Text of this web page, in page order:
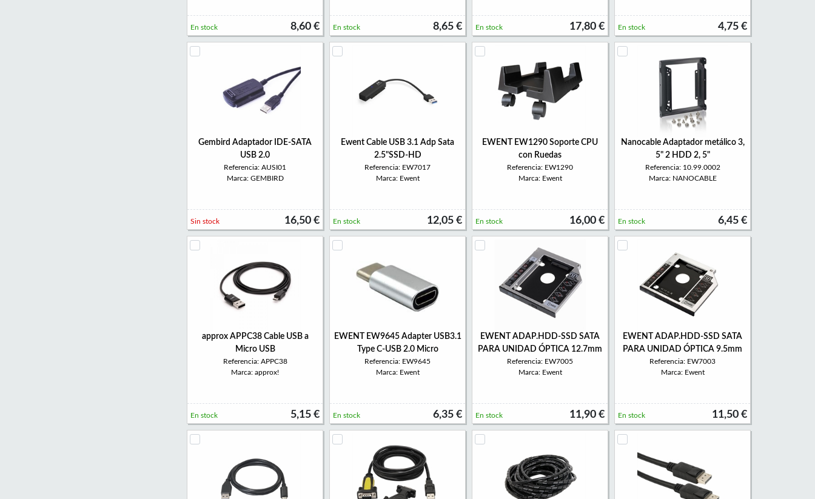
8,60 €
En stock 8,65 €
En stock 17,80 €
En stock 4,75 €
En stock
Gembird Adaptador IDE-SATA
USB 2.0
Referencia: AUSI01
Marca: GEMBIRD
16,50 €
Sin stock
Ewent Cable USB 3.1 Adp Sata
2.5"SSD-HD
Referencia: EW7017
Marca: Ewent
12,05 €
En stock
EWENT EW1290 Soporte CPU
con Ruedas
Referencia: EW1290
Marca: Ewent
16,00 €
En stock
Nanocable Adaptador metálico 3,
5" 2 HDD 2, 5"
Referencia: 10.99.0002
Marca: NANOCABLE
6,45 €
En stock
approx APPC38 Cable USB a
Micro USB
Referencia: APPC38
Marca: approx!
5,15 €
En stock
EWENT EW9645 Adapter USB3.1
Type C-USB 2.0 Micro
Referencia: EW9645
Marca: Ewent
6,35 €
En stock
EWENT ADAP.HDD-SSD SATA
PARA UNIDAD ÓPTICA 12.7mm
Referencia: EW7005
Marca: Ewent
11,90 €
En stock
EWENT ADAP.HDD-SSD SATA
PARA UNIDAD ÓPTICA 9.5mm
Referencia: EW7003
Marca: Ewent
11,50 €
En stock